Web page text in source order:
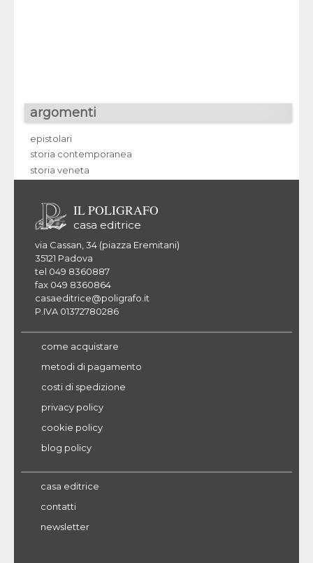
argomenti
epistolari
storia contemporanea
storia veneta
IL POLIGRAFO
casa editrice
via Cassan, 34 (piazza Eremitani)
35121 Padova
tel 049 8360887
fax 049 8360864
casaeditrice@poligrafo.it
P.IVA 01372780286
come acquistare
metodi di pagamento
costi di spedizione
privacy policy
cookie policy
blog policy
casa editrice
contatti
newsletter